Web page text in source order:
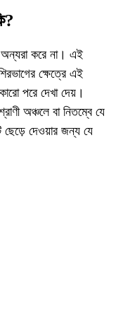
করে না। এই
ক্ষেত্রে এই
পরে দেখা দেয়।
অঞ্চলে বা নিতম্বে যে
ছেড়ে দেওয়ার জন্য যে